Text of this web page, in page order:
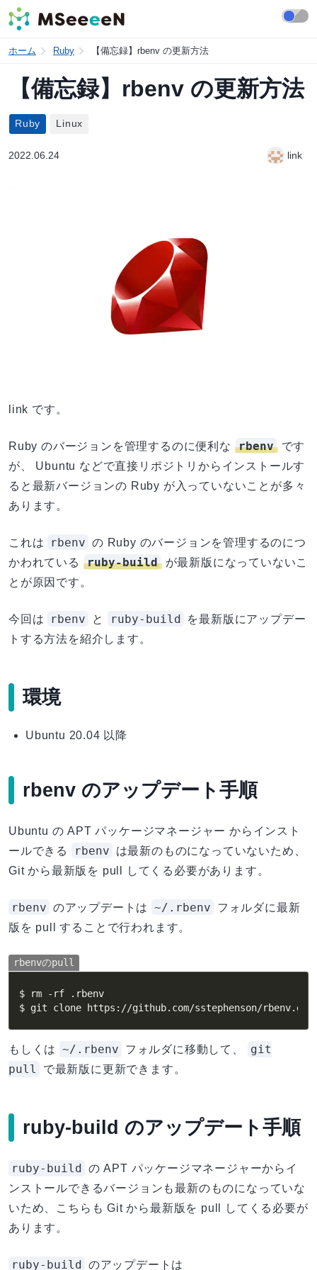
ホーム Ruby 【備忘録】rbenv の更新方法
【備忘録】rbenv の更新方法
Ruby Linux
2022.06.24 link
link です。
Ruby のバージョンを管理するのに便利な rbenv です
が、 Ubuntu などで直接リポジトリからインストールす
ると最新バージョンの Ruby が入っていないことが多々
あります。
これは rbenv の Ruby のバージョンを管理するのにつ
かわれている
ruby-build が最新版になっていないこ
とが原因です。
今回は rbenv と ruby-build
を最新版にアップデー
トする方法を紹介します。
環境
Ubuntu 20.04 以降
rbenv のアップデート手順
Ubuntu の APT パッケージマネージャー からインスト
ールできる
rbenv
は最新のものになっていないため、
Git から最新版を pull してくる必要があります。
rbenv のアップデートは ~/.rbenv
フォルダに最新
版を pull することで行われます。
rbenvのpull
$ rm -rf .rbenv
$ git clone https://github.com/sstephenson/rbenv.git
もしくは ~/.rbenv フォルダに移動して、
git
pull
で最新版に更新できます。
ruby-build のアップデート手順
ruby-build の APT パッケージマネージャーからイ
ンストールできるバージョンも最新のものになっていな
いため、こちらも Git から最新版を pull してくる必要が
あります。
ruby-build のアップデートは